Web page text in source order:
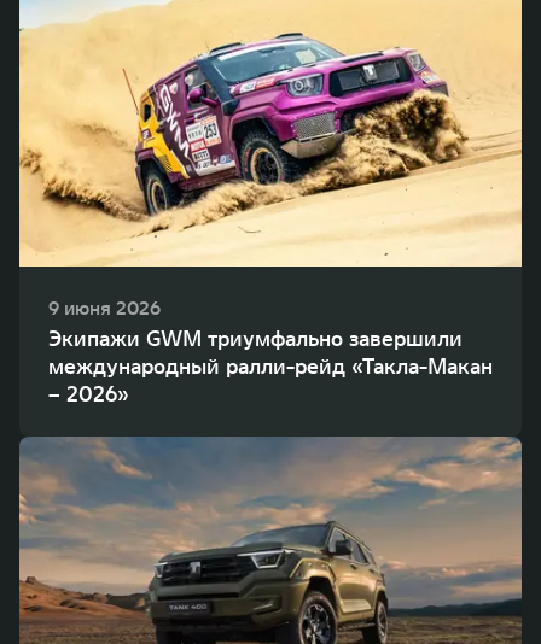
9 июня 2026
Экипажи GWM триумфально завершили
международный ралли-рейд «Такла-Макан
– 2026»